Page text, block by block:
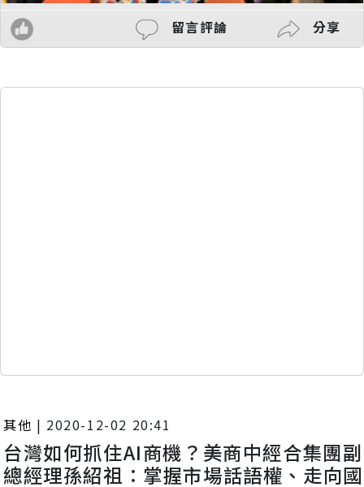
留言評論 分享
其他 | 2020-12-02 20:41
台灣如何抓住AI商機？美商中經合集團副
總經理孫紹祖：掌握市場話語權、走向國